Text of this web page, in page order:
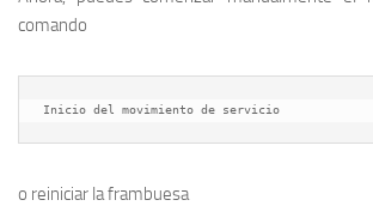
comando
Inicio del movimiento de servicio
o reiniciar la frambuesa